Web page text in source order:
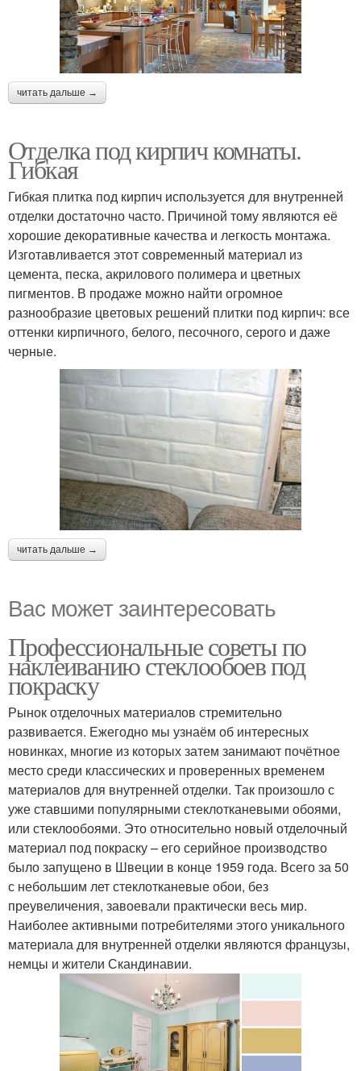
читать дальше →
Отделка под кирпич комнаты.
Гибкая
Гибкая плитка под кирпич используется для внутренней
отделки достаточно часто. Причиной тому являются её
хорошие декоративные качества и легкость монтажа.
Изготавливается этот современный материал из
цемента, песка, акрилового полимера и цветных
пигментов. В продаже можно найти огромное
разнообразие цветовых решений плитки под кирпич: все
оттенки кирпичного, белого, песочного, серого и даже
черные.
читать дальше →
Вас может заинтересовать
Профессиональные советы по
наклеиванию стеклообоев под
покраску
Рынок отделочных материалов стремительно
развивается. Ежегодно мы узнаём об интересных
новинках, многие из которых затем занимают почётное
место среди классических и проверенных временем
материалов для внутренней отделки. Так произошло с
уже ставшими популярными стеклотканевыми обоями,
или стеклообоями. Это относительно новый отделочный
материал под покраску – его серийное производство
было запущено в Швеции в конце 1959 года. Всего за 50
с небольшим лет стеклотканевые обои, без
преувеличения, завоевали практически весь мир.
Наиболее активными потребителями этого уникального
материала для внутренней отделки являются французы,
немцы и жители Скандинавии.